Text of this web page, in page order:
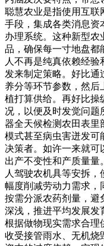
聪慧农业是指使用互联
手段，集成各类消息资
办理系统。这种新型农
品，确保每一寸地盘都
人不再是纯真依赖经
发来制定策略。好比通
养分等环节参数，然后
植打算供给。再好比操
况，以便及时发觉问题
器全天候检测农田表里
模式甚至病虫害迸发可
决策者。如许一来就可
出产不变性和产质量
人驾驶农机具等安拆
幅度削减劳动力需求，
按需分派农药剂量，避
深浅，推进平均发展发
根据做物现实需求合理
收受接管雨水、无机烧